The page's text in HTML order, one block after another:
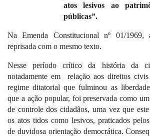
atos lesivos ao
públicas”.
Na Emenda Constitucional nº 01/
reprisada com o mesmo texto.
Nesse período crítico da história da
notadamente em
relação aos direitos
regime ditatorial que fulminou as
que a ação popular, foi preservada como
de controle dos cidadãos, uma vez que
os atos tidos como lesivos, praticados
de duvidosa orientação democrática.